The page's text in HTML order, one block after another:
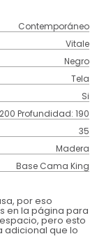
Contemporáneo
Vitale
Negro
Tela
Si
Profundidad: 190
35
Madera
Base Cama King
por eso
en la página para
pero esto
adicional que lo